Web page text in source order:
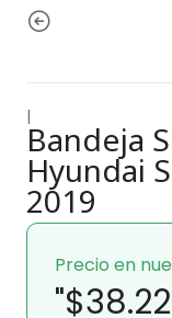
|
Bandeja
Hyundai
2019
Precio en